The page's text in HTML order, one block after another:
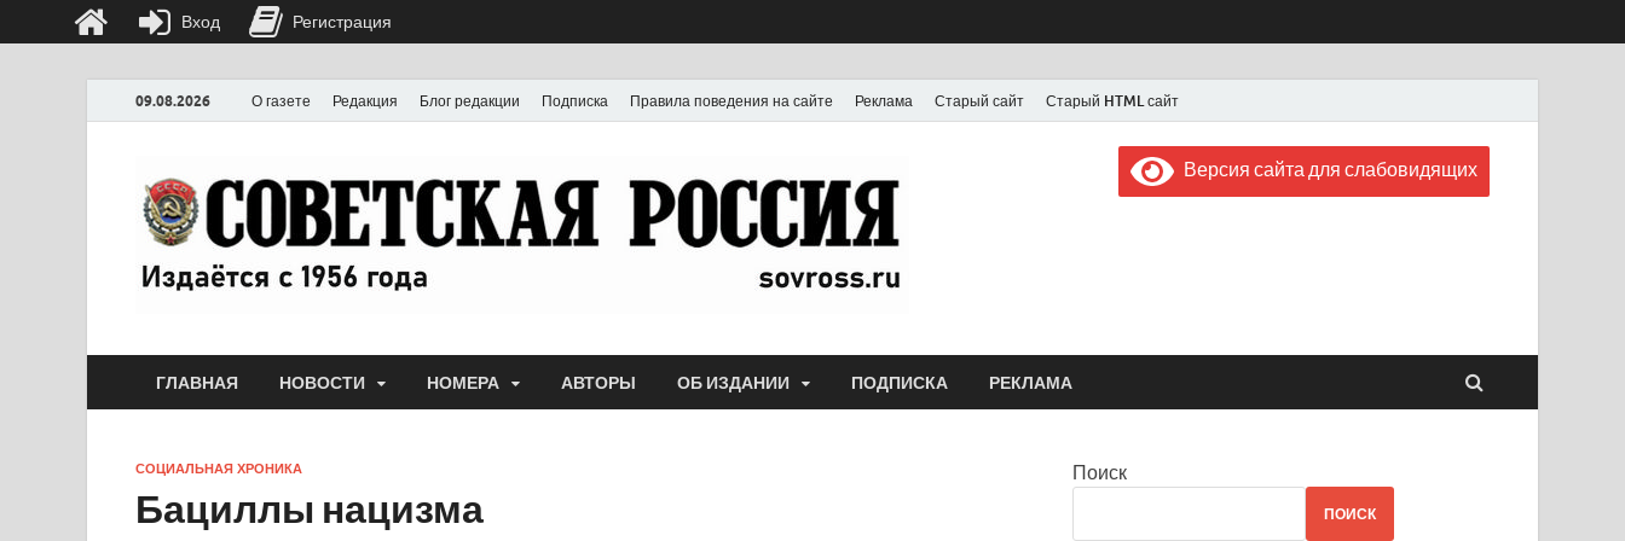
09.08.2026 О газете Редакция Блог редакции Подписка Правила поведения на сайте Реклама Старый сайт Старый HTML сайт
Газета "Советская Россия"
Выпускается с июля 1956 года
Версия сайта для слабовидящих
ГЛАВНАЯ НОВОСТИ НОМЕРА АВТОРЫ ОБ ИЗДАНИИ ПОДПИСКА РЕКЛАМА
СОЦИАЛЬНАЯ ХРОНИКА
Бациллы нацизма
Поиск
ПОИСК
Вход Регистрация